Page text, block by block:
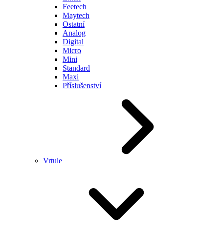
Feetech
Maytech
Ostatní
Analog
Digital
Micro
Mini
Standard
Maxi
Příslušenství
Vrtule